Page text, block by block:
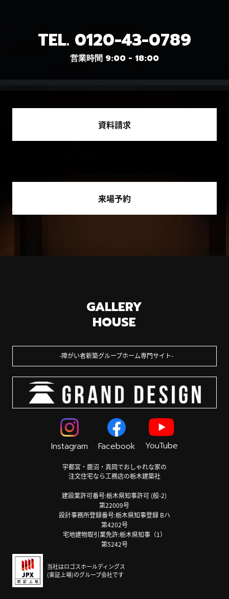
TEL. 0120-43-0789
営業時間 9:00 - 18:00
資料請求
来場予約
GALLERY
HOUSE
障がい者新築グループホーム専門サイト
Instagram Facebook YouTube
宇都宮・鹿沼・真岡でおしゃれな家の
注文住宅なら工務店の栃木建築社
建設業許可番号:栃木県知事許可 (般-2)
第22009号
設計事務所登録番号:栃木県知事登録 Bハ
第4202号
宅地建物取引業免許:栃木県知事（1）
第5242号
当社はロゴスホールディングス
(東証上場)のグループ会社です